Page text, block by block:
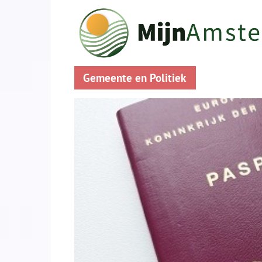
Gemeente en Politiek